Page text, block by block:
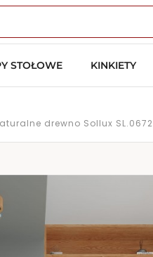
STOŁOWE KINKIETY
drewno Sollux SL.0672